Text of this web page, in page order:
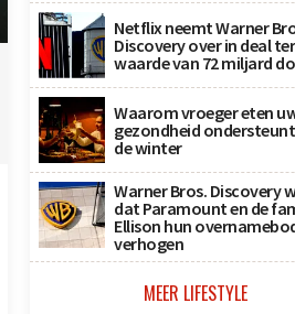
Netflix neemt Warner
Discovery over in deal ter
waarde van 72 miljard
Waarom vroeger eten
gezondheid
de winter
Warner Bros. Discovery
dat Paramount en de
Ellison hun
verhogen
MEER LIFESTYLE